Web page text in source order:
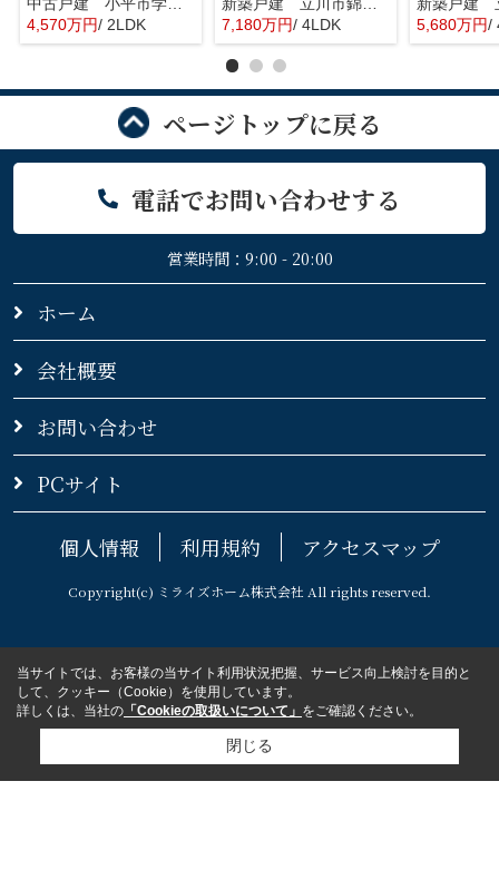
中古戸建 小平市学園東町 全1棟
4,570万円/ 2LDK
新築戸建 立川市錦町 全2棟
7,180万円/ 4LDK 5,680万円/
ページトップに戻る
電話でお問い合わせする
営業時間：9:00 - 20:00
ホーム
会社概要
お問い合わせ
PCサイト
個人情報 利用規約 アクセスマップ
Copyright(c) ミライズホーム株式会社 All rights reserved.
当サイトでは、お客様の当サイト利用状況把握、サービス向上検討を目的と
して、クッキー（Cookie）を使用しています。
詳しくは、当社の 「Cookieの取扱いについて」 をご確認ください。
閉じる